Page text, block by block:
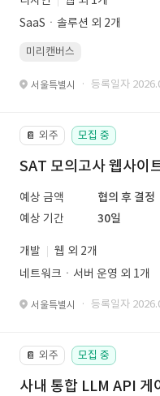
SaaSㆍ솔루션 외 2개
미리캔버스
서울특별시 · 등록일자
📔 외주 모집 중
SAT 모의고사 웹사이
예상 금액
협의 후 결정
예상 기간
30일
개발
웹 외 2개
네트워크ㆍ서버 운영 외 1개
서울특별시 · 등록일자
📔 외주 모집 중
사내 통합 LLM API 게